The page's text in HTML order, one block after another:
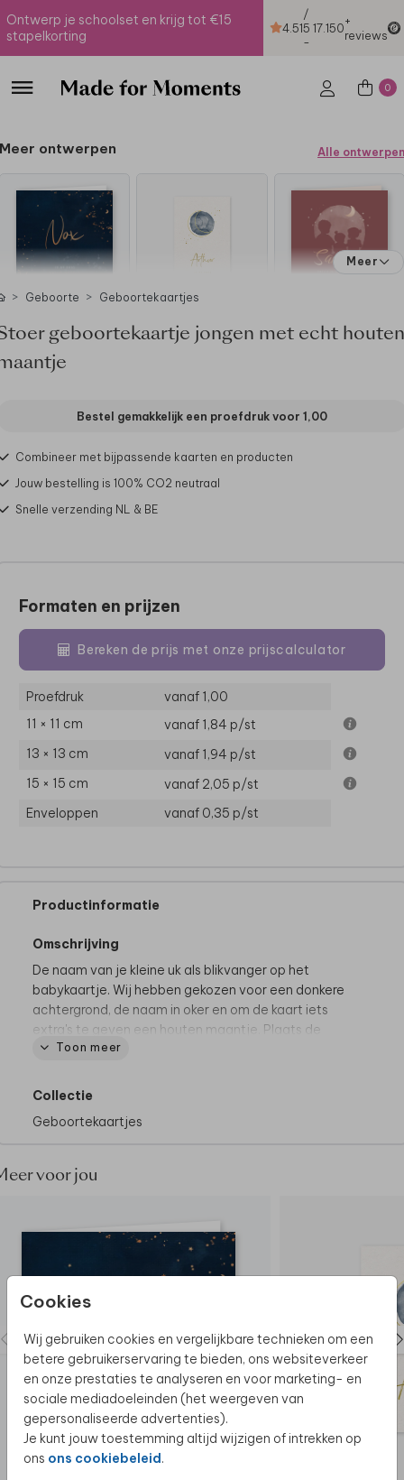
Ontwerp je schoolset en krijg tot €15
stapelkorting
4.51
/
5
-
17.150+
reviews
0
Cookies
Wij gebruiken cookies en vergelijkbare technieken om een
betere gebruikerservaring te bieden, ons websiteverkeer
en onze prestaties te analyseren en voor marketing- en
sociale mediadoeleinden (het weergeven van
gepersonaliseerde advertenties).
Je kunt jouw toestemming altijd wijzigen of intrekken op
ons ons cookiebeleid.
Meer ontwerpen Alle ontwerpen
Meer
Geboorte Geboortekaartjes
geboortekaartje jongen met echt houten
Bestel gemakkelijk een proefdruk voor 1,00
Combineer met bijpassende kaarten en producten
Jouw bestelling is 100% CO2 neutraal
Snelle verzending NL & BE
Formaten en prijzen
Bereken de prijs met onze prijscalculator
Proefdruk
vanaf 1,00
11 × 11 cm
vanaf 1,84 p/st
13 × 13 cm
vanaf 1,94 p/st
15 × 15 cm
vanaf 2,05 p/st
Enveloppen
vanaf 0,35 p/st
Productinformatie
Omschrijving
De naam van je kleine uk als blikvanger op het
babykaartje. Wij hebben gekozen voor een donkere
achtergrond, de naam in oker en om de kaart iets
extra's te geven een houten maantje. Plaats de
naam en kies je favoriete lettertype. Aan de
persoonlijke foto.
niet standaard meegeleverd, deze kun je zelf
houten elementjes
ontvangt, kun je het maantje er zelf opplakken.
Toon meer
Collectie
Geboortekaartjes
voor jou